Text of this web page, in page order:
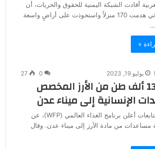
أفادت الشبكة اليمنية للحقوق والحريات، أن
جماعة الحوثي هدمت 170 منزلاً واستحوذت على أراضٍ واسعة
»
يوليو 19, 2023 0
27
وصول 13 ألف طن من الأرز المخصص
الإنسانية إلى ميناء عدن
المدارة /متابعات أعلن برنامج الغذاء العالمي (WFP)، عن
من مادة الأرز إلى ميناء عدن. وقال